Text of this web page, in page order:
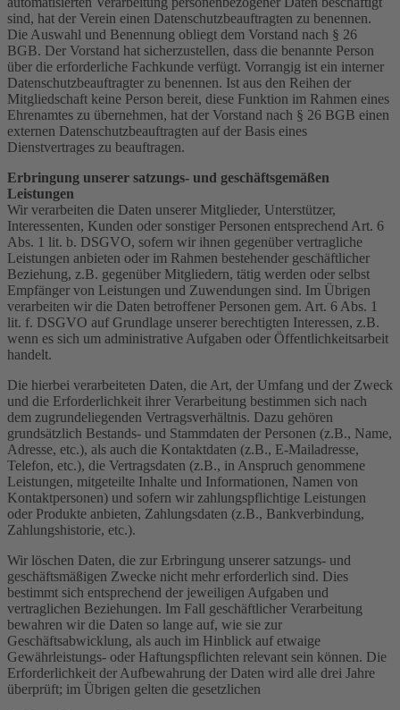
sind, hat der Verein einen Datenschutzbeauftragten zu benennen.
Die Auswahl und Benennung obliegt dem Vorstand nach § 26
BGB. Der Vorstand hat sicherzustellen, dass die benannte Person
über die erforderliche Fachkunde verfügt. Vorrangig ist ein interner
Datenschutzbeauftragter zu benennen. Ist aus den Reihen der
Mitgliedschaft keine Person bereit, diese Funktion im Rahmen eines
Ehrenamtes zu übernehmen, hat der Vorstand nach § 26 BGB einen
externen Datenschutzbeauftragten auf der Basis eines
Dienstvertrages zu beauftragen.
Erbringung unserer satzungs- und geschäftsgemäßen
Leistungen
Wir verarbeiten die Daten unserer Mitglieder, Unterstützer,
Interessenten, Kunden oder sonstiger Personen entsprechend Art. 6
Abs. 1 lit. b. DSGVO, sofern wir ihnen gegenüber vertragliche
Leistungen anbieten oder im Rahmen bestehender geschäftlicher
Beziehung, z.B. gegenüber Mitgliedern, tätig werden oder selbst
Empfänger von Leistungen und Zuwendungen sind. Im Übrigen
verarbeiten wir die Daten betroffener Personen gem. Art. 6 Abs. 1
lit. f. DSGVO auf Grundlage unserer berechtigten Interessen, z.B.
wenn es sich um administrative Aufgaben oder Öffentlichkeitsarbeit
handelt.
Die hierbei verarbeiteten Daten, die Art, der Umfang und der Zweck
und die Erforderlichkeit ihrer Verarbeitung bestimmen sich nach
dem zugrundeliegenden Vertragsverhältnis. Dazu gehören
grundsätzlich Bestands- und Stammdaten der Personen (z.B., Name,
Adresse, etc.), als auch die Kontaktdaten (z.B., E-Mailadresse,
Telefon, etc.), die Vertragsdaten (z.B., in Anspruch genommene
Leistungen, mitgeteilte Inhalte und Informationen, Namen von
Kontaktpersonen) und sofern wir zahlungspflichtige Leistungen
oder Produkte anbieten, Zahlungsdaten (z.B., Bankverbindung,
Zahlungshistorie, etc.).
Wir löschen Daten, die zur Erbringung unserer satzungs- und
geschäftsmäßigen Zwecke nicht mehr erforderlich sind. Dies
bestimmt sich entsprechend der jeweiligen Aufgaben und
vertraglichen Beziehungen. Im Fall geschäftlicher Verarbeitung
bewahren wir die Daten so lange auf, wie sie zur
Geschäftsabwicklung, als auch im Hinblick auf etwaige
Gewährleistungs- oder Haftungspflichten relevant sein können. Die
Erforderlichkeit der Aufbewahrung der Daten wird alle drei Jahre
überprüft; im Übrigen gelten die gesetzlichen